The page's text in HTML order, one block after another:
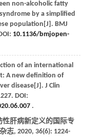
non-alcoholic fatty
by a simplified
population[J]. BMJ
10.1136/bmjopen-
of an international
A new definition of
disease[J]. J Clin
DOI:
.
性肝病新定义的国际专
志, 2020, 36(6): 1224-